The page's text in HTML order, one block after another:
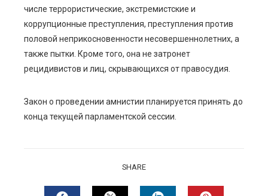
числе террористические, экстремистские и
коррупционные преступления, преступления против
половой неприкосновенности несовершеннолетних, а
также пытки. Кроме того, она не затронет
рецидивистов и лиц, скрывающихся от правосудия.
Закон о проведении амнистии планируется принять до
конца текущей парламентской сессии.
SHARE